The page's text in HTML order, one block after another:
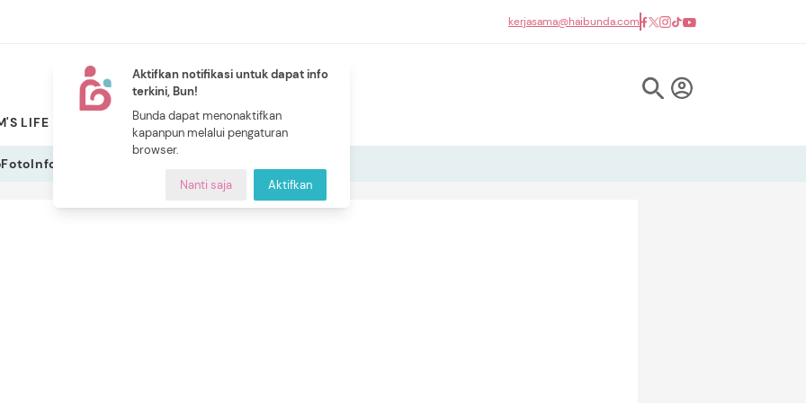
Aktifkan notifikasi untuk dapat info
terkini, Bun!
Bunda dapat menonaktifkan
kapanpun melalui pengaturan
browser.
Nanti saja Aktifkan
kerjasama@haibunda.com
LIFE PILIHAN BUNDA
NEW
CERITA BUNDA
FotoInfografis